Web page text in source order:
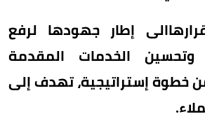
إطار جهودها لرفع
وتحسين الخدمات المقدمة
خطوة إستراتيجية، تهدف إلى